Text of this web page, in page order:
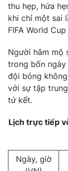
VTV4
Liên hệ tòa
THỜI BÁO VTV
Theo dõi báo trên
thu hẹp, hứa
khi chỉ một sai
FIFA World
Người hâm mộ
trong bốn
đội bóng
với sự tập
tứ kết.
Lịch trực tiếp
Ngày, giờ